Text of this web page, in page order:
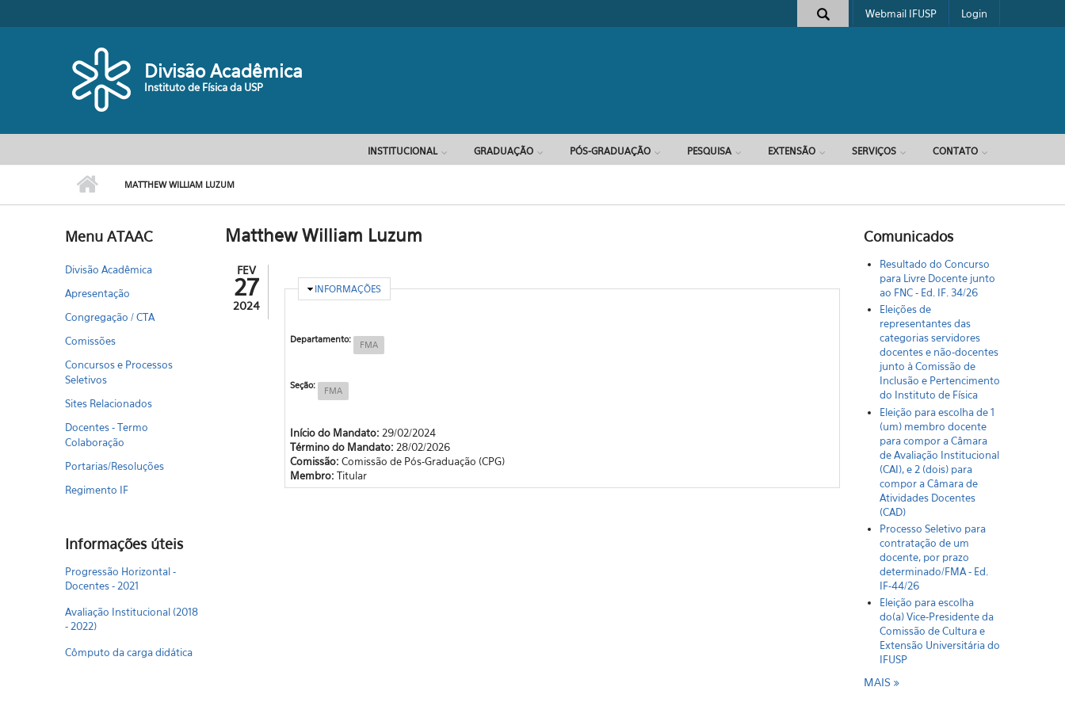
Formulário de busca
Webmail IFUSP Login
Divisão Acadêmica
Instituto de Física da USP
INSTITUCIONAL GRADUAÇÃO PÓS-GRADUAÇÃO PESQUISA EXTENSÃO SERVIÇOS CONTATO
MATTHEW WILLIAM LUZUM
Menu ATAAC
Divisão Acadêmica
Apresentação
Congregação / CTA
Comissões
Concursos e Processos
Seletivos
Sites Relacionados
Docentes - Termo
Colaboração
Portarias/Resoluções
Regimento IF
Informações úteis
Progressão Horizontal -
Docentes - 2021
Avaliação Institucional (2018
- 2022)
Cômputo da carga didática
Matthew William Luzum
FEV
27
2024
OCULTAR
INFORMAÇÕES
Departamento: FMA
Seção: FMA
Início do Mandato: 29/02/2024
Término do Mandato: 28/02/2026
Comissão:Comissão de Pós-Graduação (CPG)
Membro:Titular
Comunicados
Resultado do Concurso
para Livre Docente junto
ao FNC - Ed. IF. 34/26
Eleições de
representantes das
categorias servidores
docentes e não-docentes
junto à Comissão de
Inclusão e Pertencimento
do Instituto de Física
Eleição para escolha de 1
(um) membro docente
para compor a Câmara
de Avaliação Institucional
(CAI), e 2 (dois) para
compor a Câmara de
Atividades Docentes
(CAD)
Processo Seletivo para
contratação de um
docente, por prazo
determinado/FMA - Ed.
IF-44/26
Eleição para escolha
do(a) Vice-Presidente da
Comissão de Cultura e
Extensão Universitária do
IFUSP
MAIS